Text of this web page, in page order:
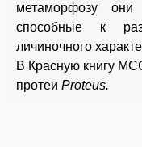
метаморфозу они
способные к
личиночного
В Красную книгу
протеи Proteus.